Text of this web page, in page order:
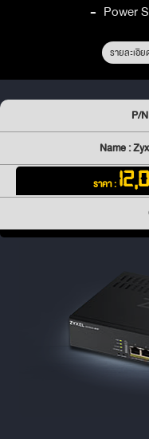
- Power
รายละเอี
P/
Name :
ราคา :